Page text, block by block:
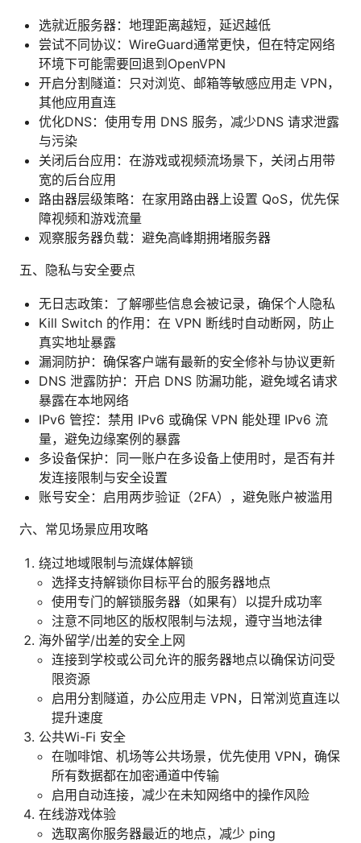
选就近服务器：地理距离越短，延迟越低
尝试不同协议：WireGuard通常更快，但在特定网络
环境下可能需要回退到OpenVPN
开启分割隧道：只对浏览、邮箱等敏感应用走 VPN，
其他应用直连
优化DNS：使用专用 DNS 服务，减少DNS 请求泄露
与污染
关闭后台应用：在游戏或视频流场景下，关闭占用带
宽的后台应用
路由器层级策略：在家用路由器上设置 QoS，优先保
障视频和游戏流量
观察服务器负载：避免高峰期拥堵服务器
五、隐私与安全要点
无日志政策：了解哪些信息会被记录，确保个人隐私
Kill Switch 的作用：在 VPN 断线时自动断网，防止
真实地址暴露
漏洞防护：确保客户端有最新的安全修补与协议更新
DNS 泄露防护：开启 DNS 防漏功能，避免域名请求
暴露在本地网络
IPv6 管控：禁用 IPv6 或确保 VPN 能处理 IPv6 流
量，避免边缘案例的暴露
多设备保护：同一账户在多设备上使用时，是否有并
发连接限制与安全设置
账号安全：启用两步验证（2FA），避免账户被滥用
六、常见场景应用攻略
绕过地域限制与流媒体解锁
选择支持解锁你目标平台的服务器地点
使用专门的解锁服务器（如果有）以提升成功率
注意不同地区的版权限制与法规，遵守当地法律
海外留学/出差的安全上网
连接到学校或公司允许的服务器地点以确保访问受
限资源
启用分割隧道，办公应用走 VPN，日常浏览直连以
提升速度
公共Wi-Fi 安全
在咖啡馆、机场等公共场景，优先使用 VPN，确保
所有数据都在加密通道中传输
启用自动连接，减少在未知网络中的操作风险
在线游戏体验
选取离你服务器最近的地点，减少 ping